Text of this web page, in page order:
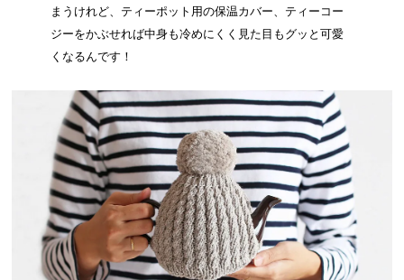
まうけれど、ティーポット用の保温カバー、ティーコー
ジーをかぶせれば中身も冷めにくく見た目もグッと可愛
くなるんです！